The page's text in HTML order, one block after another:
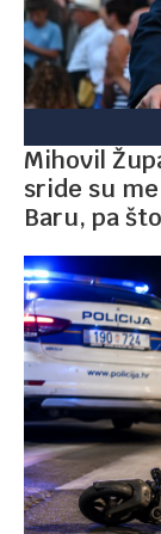
Mihovil
sride su
Baru, pa